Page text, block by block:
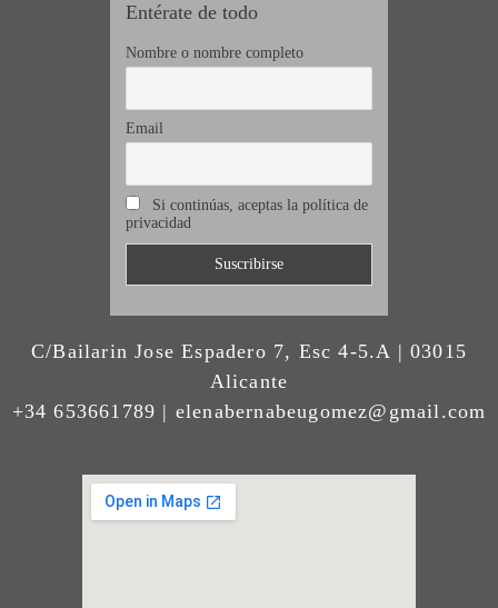
Entérate de todo
Nombre o nombre completo
Email
Si continúas, aceptas la política de
privacidad
C/Bailarin Jose Espadero 7, Esc 4-5.A | 03015
Alicante
+34 653661789 | elenabernabeugomez@gmail.com